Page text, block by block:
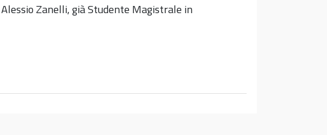
Zanelli, già Studente Magistrale in